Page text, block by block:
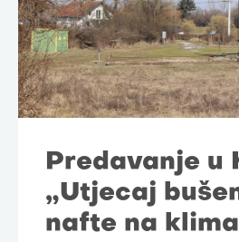
Predavanje u
„Utjecaj
nafte na